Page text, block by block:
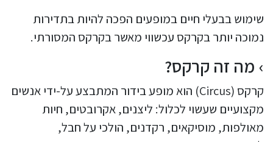
שימוש בבעלי חיים במופעים הפכה להיות בתדירות
נמוכה יותר בקרקס עכשווי מאשר בקרקס המסורתי.
מה זה קרקס?
קרקס (Circus) הוא מופע בידור המתבצע על-ידי אנשים
מקצועיים שעשוי לכלול: ליצנים, אקרובטים, חיות
מאולפות, מוסיקאים, רקדנים, הולכי על חבל,